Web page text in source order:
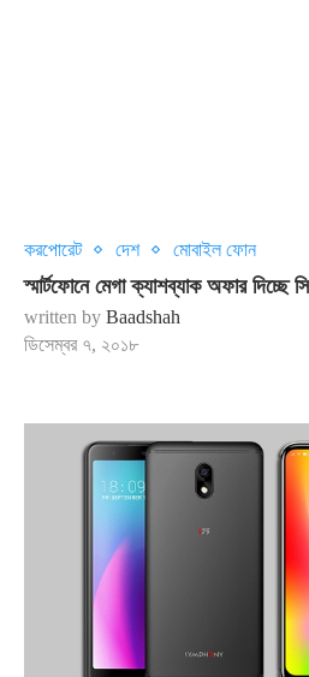
করপোরেট দেশ মোবাইল ফোন
স্মার্টফোনে মেগা ক্যাশব্যাক অফার দিচ্ছে
written by Baadshah
ডিসেম্বর ৭, ২০১৮